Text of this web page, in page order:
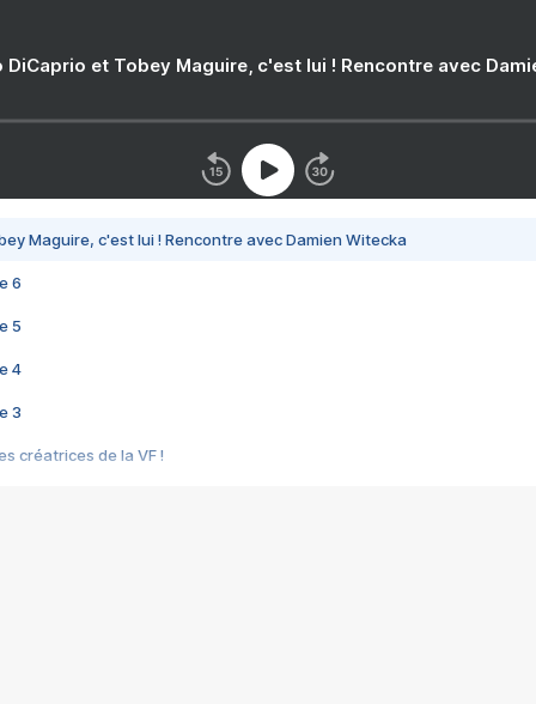
DiCaprio et Tobey Maguire, c'est lui ! Rencontre avec
Maguire, c'est lui ! Rencontre avec Damien Witecka
6
5
4
3
créatrices de la VF !